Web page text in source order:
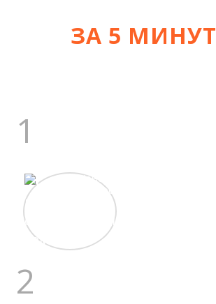
ЗА 5 МИНУТ
1
Константин
Сергеевич
2